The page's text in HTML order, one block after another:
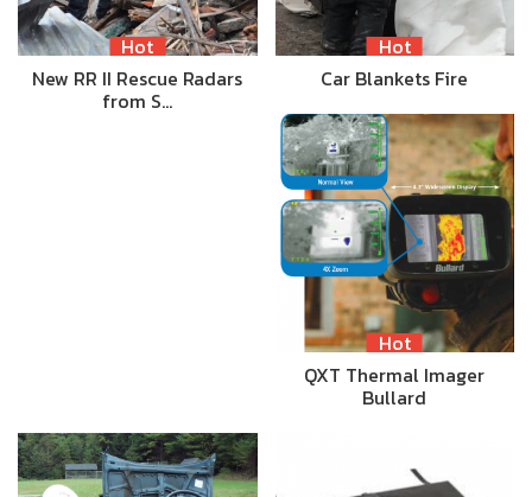
Hot
New RR II Rescue Radars
from S…
Hot
Car Blankets Fire
Hot
QXT Thermal Imager
Bullard